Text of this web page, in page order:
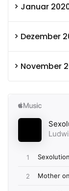
Januar
Dezember
November